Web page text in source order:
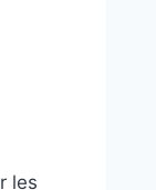
les